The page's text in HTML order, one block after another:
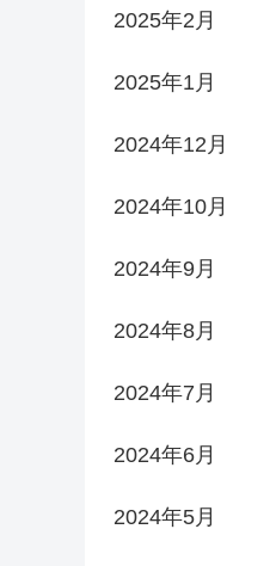
2025年2月
2025年1月
2024年12月
2024年10月
2024年9月
2024年8月
2024年7月
2024年6月
2024年5月